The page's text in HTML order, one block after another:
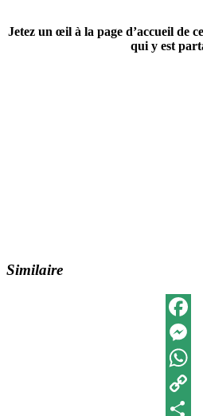
Jetez un œil à la page d’accueil de
qui y est
Similaire
Copy